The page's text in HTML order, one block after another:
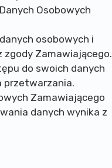
Osobowych
osobowych i
Zamawiającego.
do swoich danych
przetwarzania.
Zamawiającego
danych wynika z